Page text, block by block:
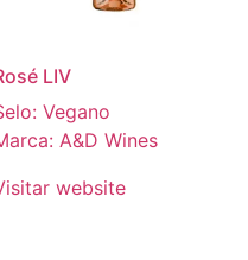
LIV
Vegano
A&D Wines
website